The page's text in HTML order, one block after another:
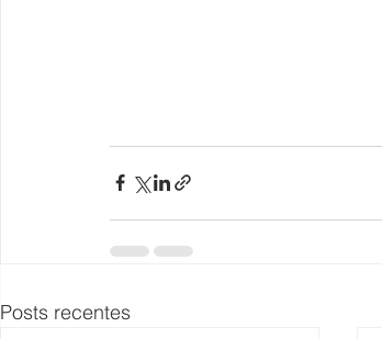
Posts recentes